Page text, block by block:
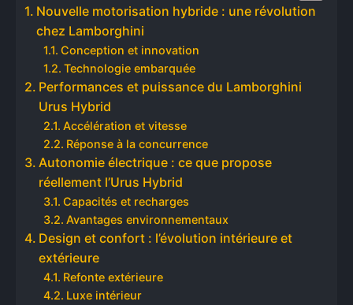
Nouvelle motorisation hybride : une révolution
chez Lamborghini
Conception et innovation
Technologie embarquée
Performances et puissance du Lamborghini
Urus Hybrid
Accélération et vitesse
Réponse à la concurrence
Autonomie électrique : ce que propose
réellement l’Urus Hybrid
Capacités et recharges
Avantages environnementaux
Design et confort : l’évolution intérieure et
extérieure
Refonte extérieure
Luxe intérieur